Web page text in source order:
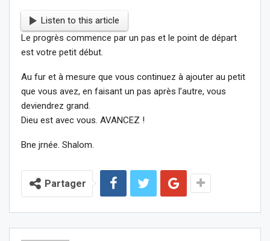
Listen to this article
Le progrès commence par un pas et le point de départ
est votre petit début.
Au fur et à mesure que vous continuez à ajouter au petit
que vous avez, en faisant un pas après l’autre, vous
deviendrez grand.
Dieu est avec vous. AVANCEZ !
Bne jrnée. Shalom.
Partager